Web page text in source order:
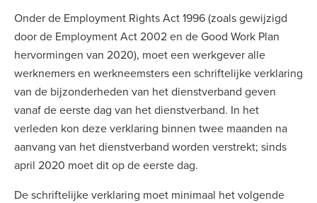
Onder de Employment Rights Act 1996 (zoals gewijzigd
door de Employment Act 2002 en de Good Work Plan
hervormingen van 2020), moet een werkgever alle
werknemers en werkneemsters een schriftelijke verklaring
van de bijzonderheden van het dienstverband geven
vanaf de eerste dag van het dienstverband. In het
verleden kon deze verklaring binnen twee maanden na
aanvang van het dienstverband worden verstrekt; sinds
april 2020 moet dit op de eerste dag.
De schriftelijke verklaring moet minimaal het volgende